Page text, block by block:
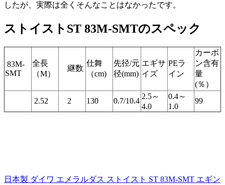
したが、実際は全くそんなことはなかったです。
ストイストST 83M-SMTのスペック
83M-
SMT
全長
（M）
継数
仕舞
（cm)
先径/元
径(mm)
エギサ
イズ
PEラ
イン
カーボ
ン含有
量
(％）
2.52
2 130 0.7/10.4
2.5～
4.0
0.4～
1.0
99
日本製 ダイワ エメラルダス ストイスト ST 83M-SMT エギン